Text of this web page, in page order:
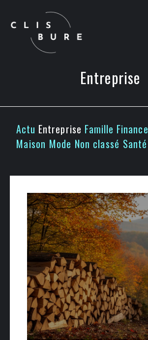
contenu
Entreprise
Actu Entreprise Famille Finance
Maison Mode Non classé Santé